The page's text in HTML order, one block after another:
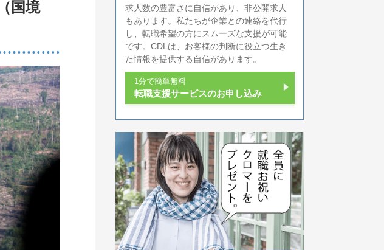
国境
求人数の豊富さに自信があり、非公開求人
もあります。私たちが企業との連絡を代行
し、転職希望の方にスムーズな支援が可能
です。CDLは、お客様の判断に役立つ生き
た情報を提供する自信があります。
1分で簡単無料
転職支援サービスのお申し込み